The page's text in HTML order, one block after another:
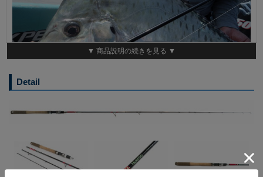
ショア～オフショアまでシチュエーションを問わないバーサタイ
ル4pcsスピニング
▼ 商品説明の続きを見る ▼
Detail